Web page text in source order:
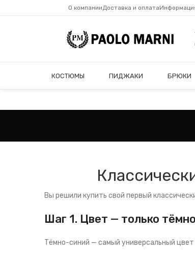
О компанииДоставка и оплата
КОСТЮМЫ ПИДЖАКИ БРЮКИ
Вы решили купить свой первый
Шаг 1. Цвет — только
Тёмно-синий — самый универсальный цвет